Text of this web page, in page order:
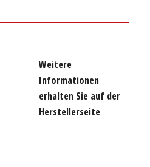
Weitere
Informationen
erhalten Sie auf der
Herstellerseite